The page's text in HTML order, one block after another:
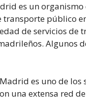
es un
transporte público
de servicios de
Algunos
es uno de
una extensa red